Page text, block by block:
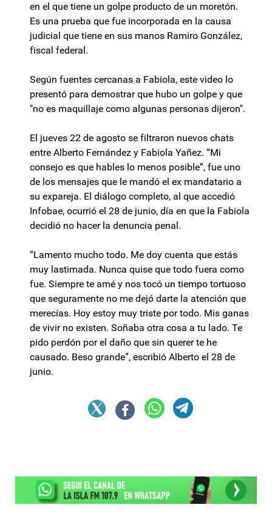
en el que tiene un golpe producto de un moretón.
Es una prueba que fue incorporada en la causa
judicial que tiene en sus manos Ramiro González,
fiscal federal.
Según fuentes cercanas a Fabiola, este video lo
presentó para demostrar que hubo un golpe y que
"no es maquillaje como algunas personas dijeron".
El jueves 22 de agosto se filtraron nuevos chats
entre Alberto Fernández y Fabiola Yañez. “Mi
consejo es que hables lo menos posible”, fue uno
de los mensajes que le mandó el ex mandatario a
su expareja. El diálogo completo, al que accedió
Infobae, ocurrió el 28 de junio, día en que la Fabiola
decidió no hacer la denuncia penal.
“Lamento mucho todo. Me doy cuenta que estás
muy lastimada. Nunca quise que todo fuera como
fue. Siempre te amé y nos tocó un tiempo tortuoso
que seguramente no me dejó darte la atención que
merecías. Hoy estoy muy triste por todo. Mis ganas
de vivir no existen. Soñaba otra cosa a tu lado. Te
pido perdón por el daño que sin querer te he
causado. Beso grande”, escribió Alberto el 28 de
junio.